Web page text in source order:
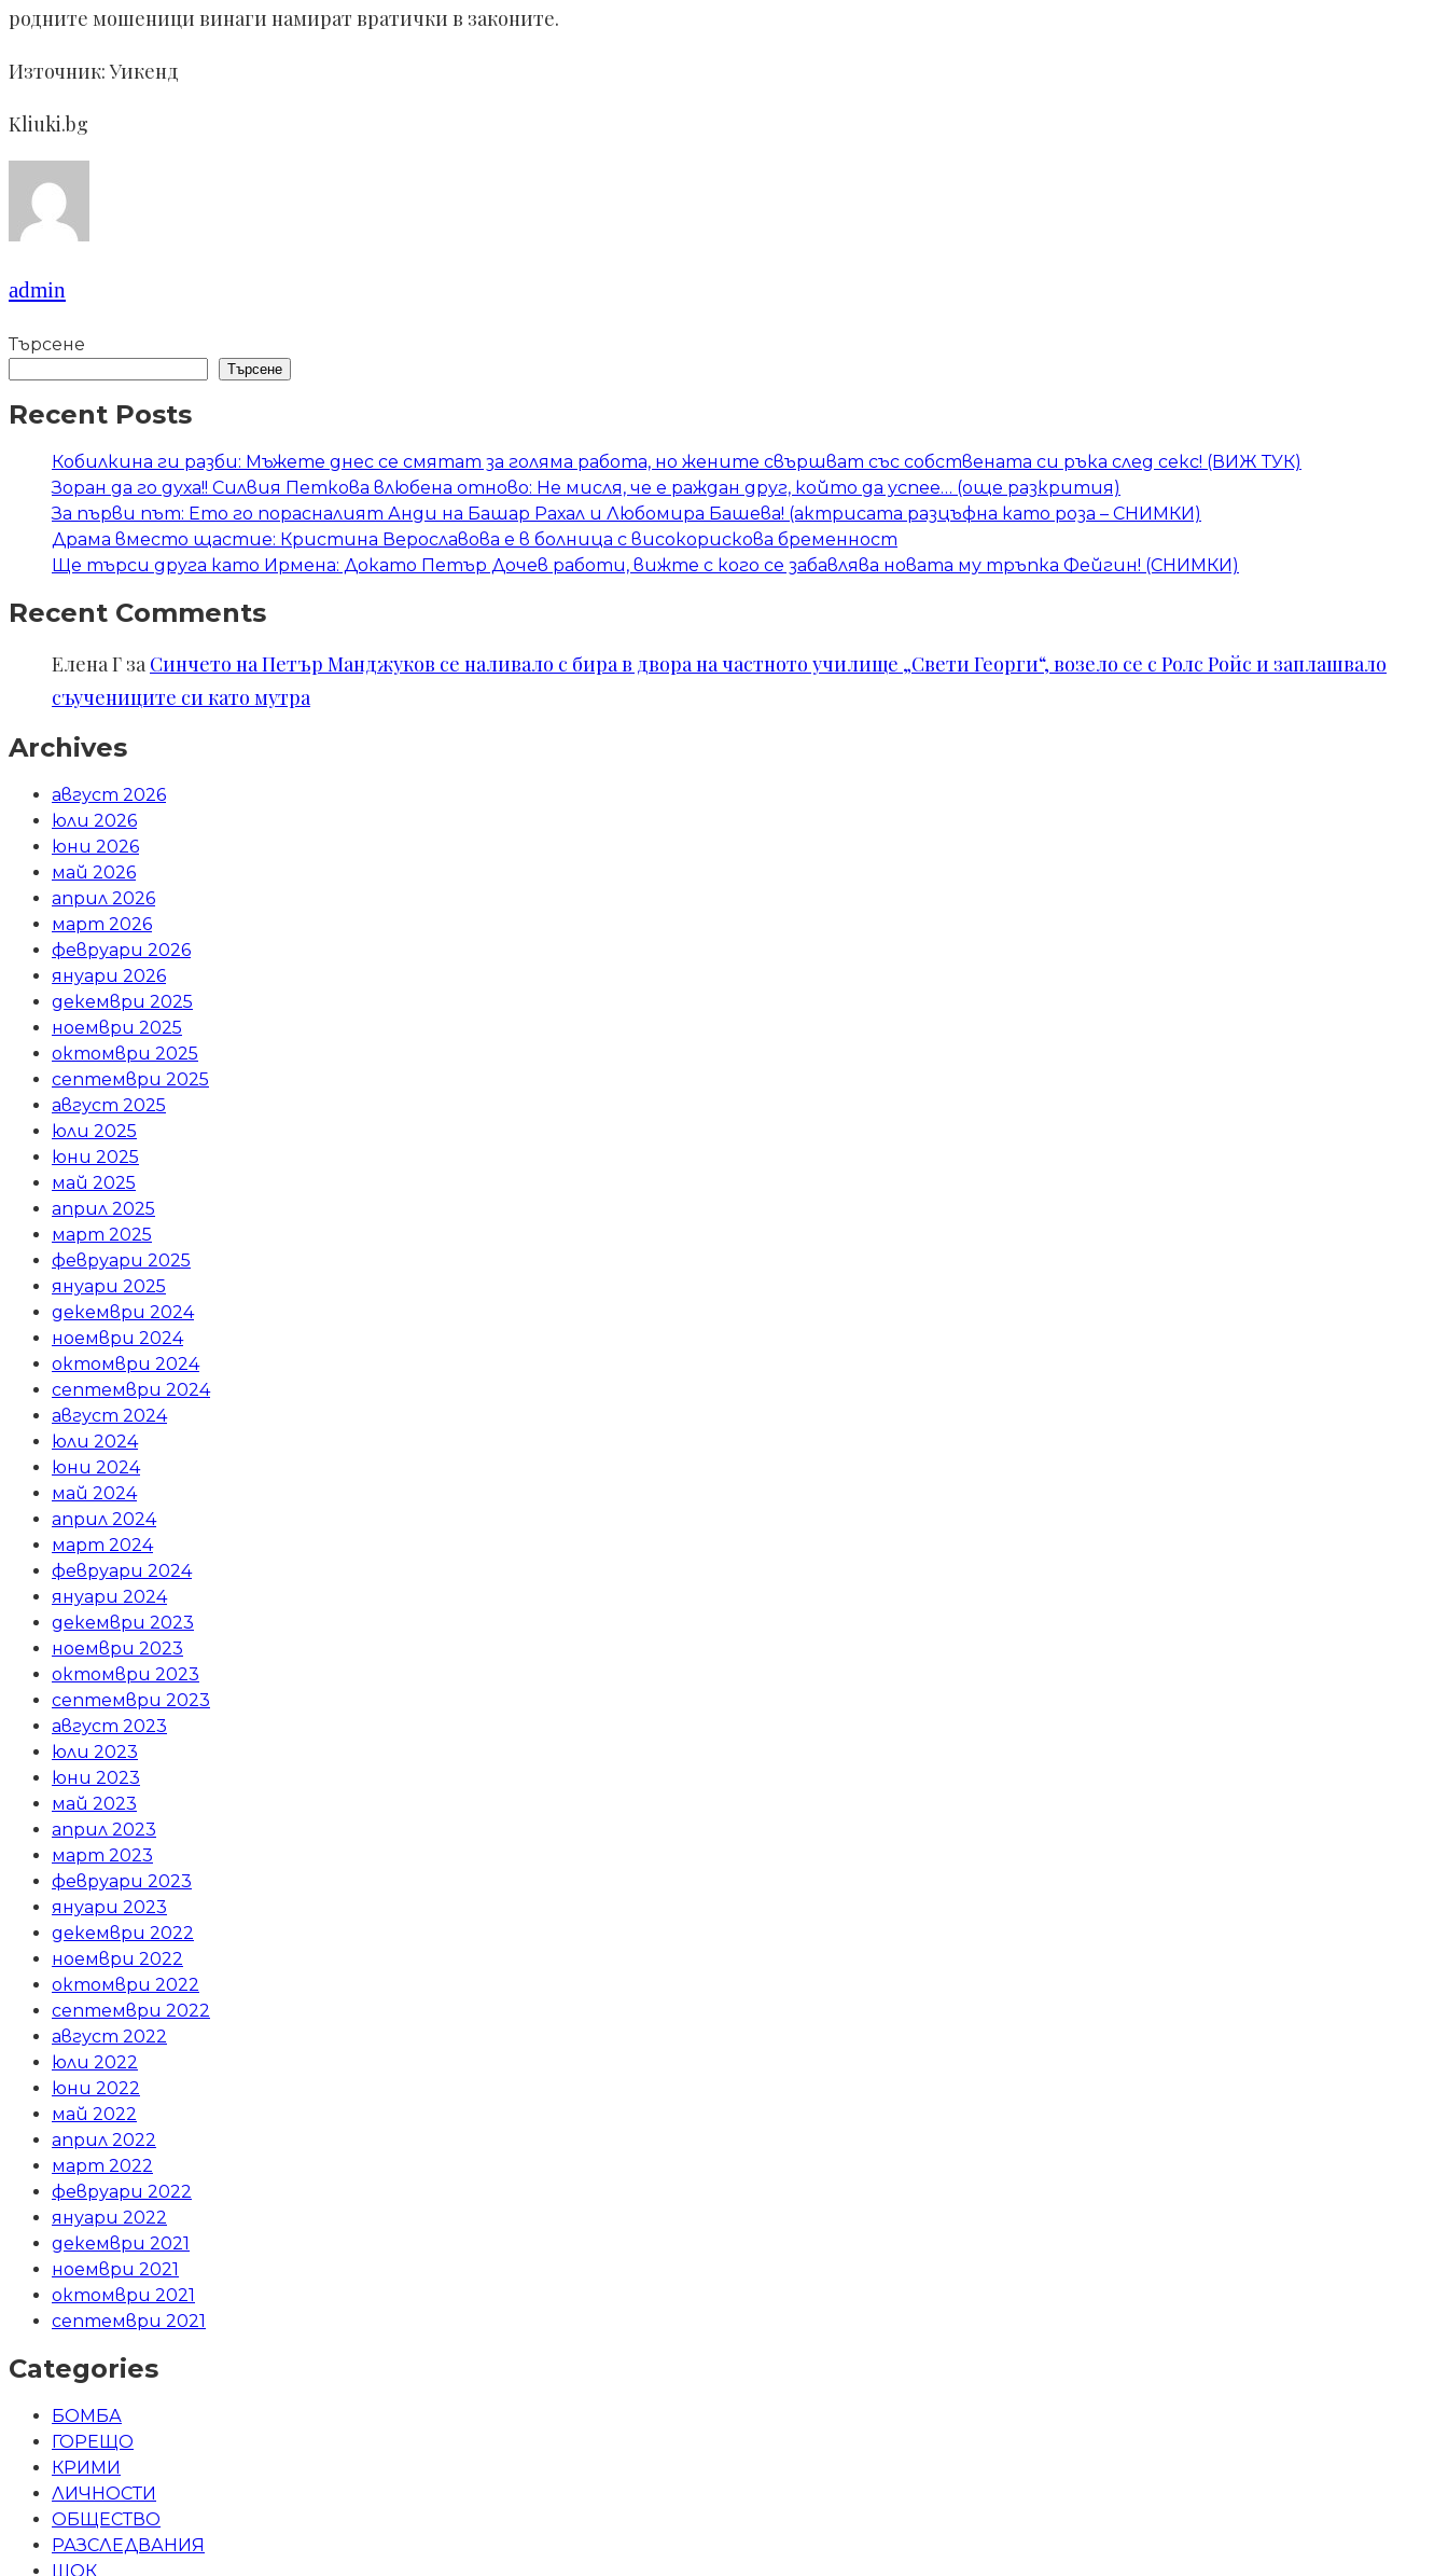
родните мошеници винаги намират вратички в законите.
Източник: Уикенд
Kliuki.bg
admin
Търсене
Търсене
Recent Posts
Кобилкина ги разби: Мъжете днес се смятат за голяма работа, но жените свършват със собствената си ръка след секс! (ВИЖ ТУК)
Зоран да го духа!! Силвия Петкова влюбена отново: Не мисля, че е раждан друг, който да успее… (още разкрития)
За първи път: Ето го порасналият Анди на Башар Рахал и Любомира Башева! (актрисата разцъфна като роза – СНИМКИ)
Драма вместо щастие: Кристина Верославова е в болница с високорискова бременност
Ще търси друга като Ирмена: Докато Петър Дочев работи, вижте с кого се забавлява новата му тръпка Фейгин! (СНИМКИ)
Recent Comments
Елена Г за Синчето на Петър Манджуков се наливало с бира в двора на частното училище „Свети Георги“, возело се с Ролс Ройс и заплашвало
съучениците си като мутра
Archives
август 2026
юли 2026
юни 2026
май 2026
април 2026
март 2026
февруари 2026
януари 2026
декември 2025
ноември 2025
октомври 2025
септември 2025
август 2025
юли 2025
юни 2025
май 2025
април 2025
март 2025
февруари 2025
януари 2025
декември 2024
ноември 2024
октомври 2024
септември 2024
август 2024
юли 2024
юни 2024
май 2024
април 2024
март 2024
февруари 2024
януари 2024
декември 2023
ноември 2023
октомври 2023
септември 2023
август 2023
юли 2023
юни 2023
май 2023
април 2023
март 2023
февруари 2023
януари 2023
декември 2022
ноември 2022
октомври 2022
септември 2022
август 2022
юли 2022
юни 2022
май 2022
април 2022
март 2022
февруари 2022
януари 2022
декември 2021
ноември 2021
октомври 2021
септември 2021
Categories
БОМБА
ГОРЕЩО
КРИМИ
ЛИЧНОСТИ
ОБЩЕСТВО
РАЗСЛЕДВАНИЯ
ШОК